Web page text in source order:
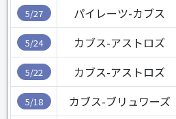
5/27 パイレーツ-カブス
5/24 カブス-アストロズ
5/22 カブス-アストロズ
5/18 カブス-ブリュワーズ